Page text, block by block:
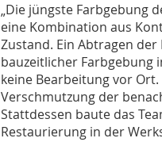
„Die jüngste Farbgebung
eine Kombination aus
Zustand. Ein Abtragen
bauzeitlicher Farbgebung
keine Bearbeitung vor
Verschmutzung der
Stattdessen baute das
Restaurierung in der